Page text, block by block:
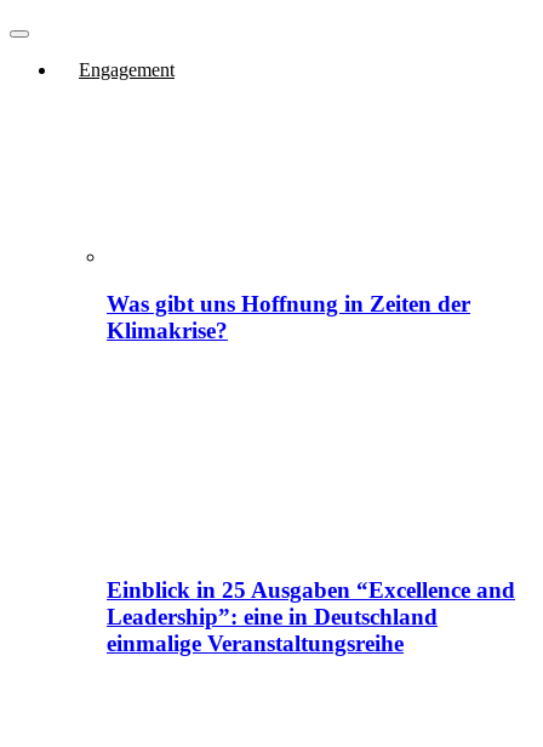
Engagement
Was gibt uns Hoffnung in Zeiten der
Klimakrise?
Einblick in 25 Ausgaben “Excellence and
Leadership”: eine in Deutschland
einmalige Veranstaltungsreihe